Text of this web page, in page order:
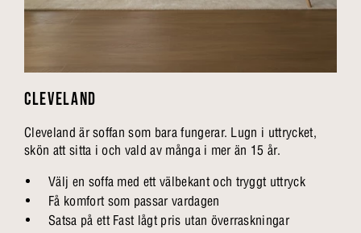
CLEVELAND
Cleveland är soffan som bara fungerar. Lugn i uttrycket,
skön att sitta i och vald av många i mer än 15 år.
Välj en soffa med ett välbekant och tryggt uttryck
Få komfort som passar vardagen
Satsa på ett Fast lågt pris utan överraskningar